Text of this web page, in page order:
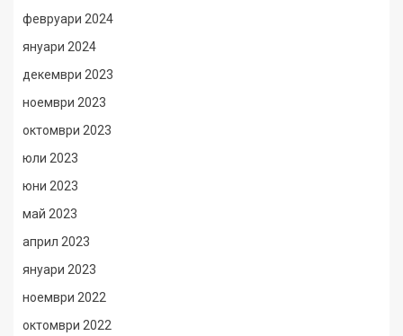
февруари 2024
януари 2024
декември 2023
ноември 2023
октомври 2023
юли 2023
юни 2023
май 2023
април 2023
януари 2023
ноември 2022
октомври 2022